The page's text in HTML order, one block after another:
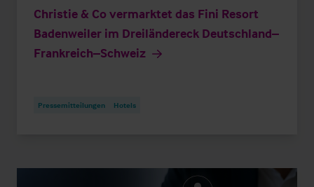
Christie & Co vermarktet das Fini Resort
Badenweiler im Dreiländereck Deutschland–
Frankreich–Schweiz
Pressemitteilungen Hotels